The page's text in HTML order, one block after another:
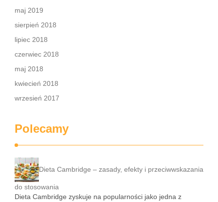
maj 2019
sierpień 2018
lipiec 2018
czerwiec 2018
maj 2018
kwiecień 2018
wrzesień 2017
Polecamy
Dieta Cambridge – zasady, efekty i przeciwwskazania
do stosowania
Dieta Cambridge zyskuje na popularności jako jedna z